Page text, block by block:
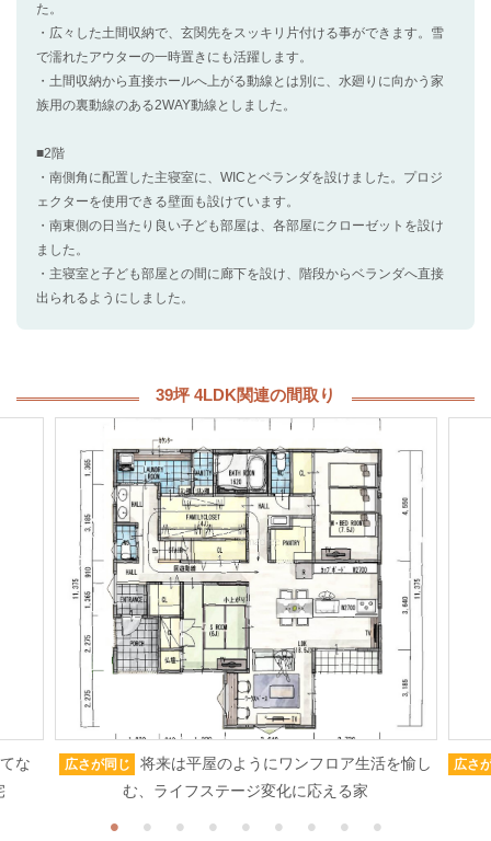
た。
・広々した土間収納で、玄関先をスッキリ片付ける事ができます。雪
で濡れたアウターの一時置きにも活躍します。
・土間収納から直接ホールへ上がる動線とは別に、水廻りに向かう家
族用の裏動線のある2WAY動線としました。
■2階
・南側角に配置した主寝室に、WICとベランダを設けました。プロジ
ェクターを使用できる壁面も設けています。
・南東側の日当たり良い子ども部屋は、各部屋にクローゼットを設け
ました。
・主寝室と子ども部屋との間に廊下を設け、階段からベランダへ直接
出られるようにしました。
39坪 4LDK関連の間取り
な
広さが同じ
将来は平屋のようにワンフロア生活を愉し
む、ライフステージ変化に応える家
広さ